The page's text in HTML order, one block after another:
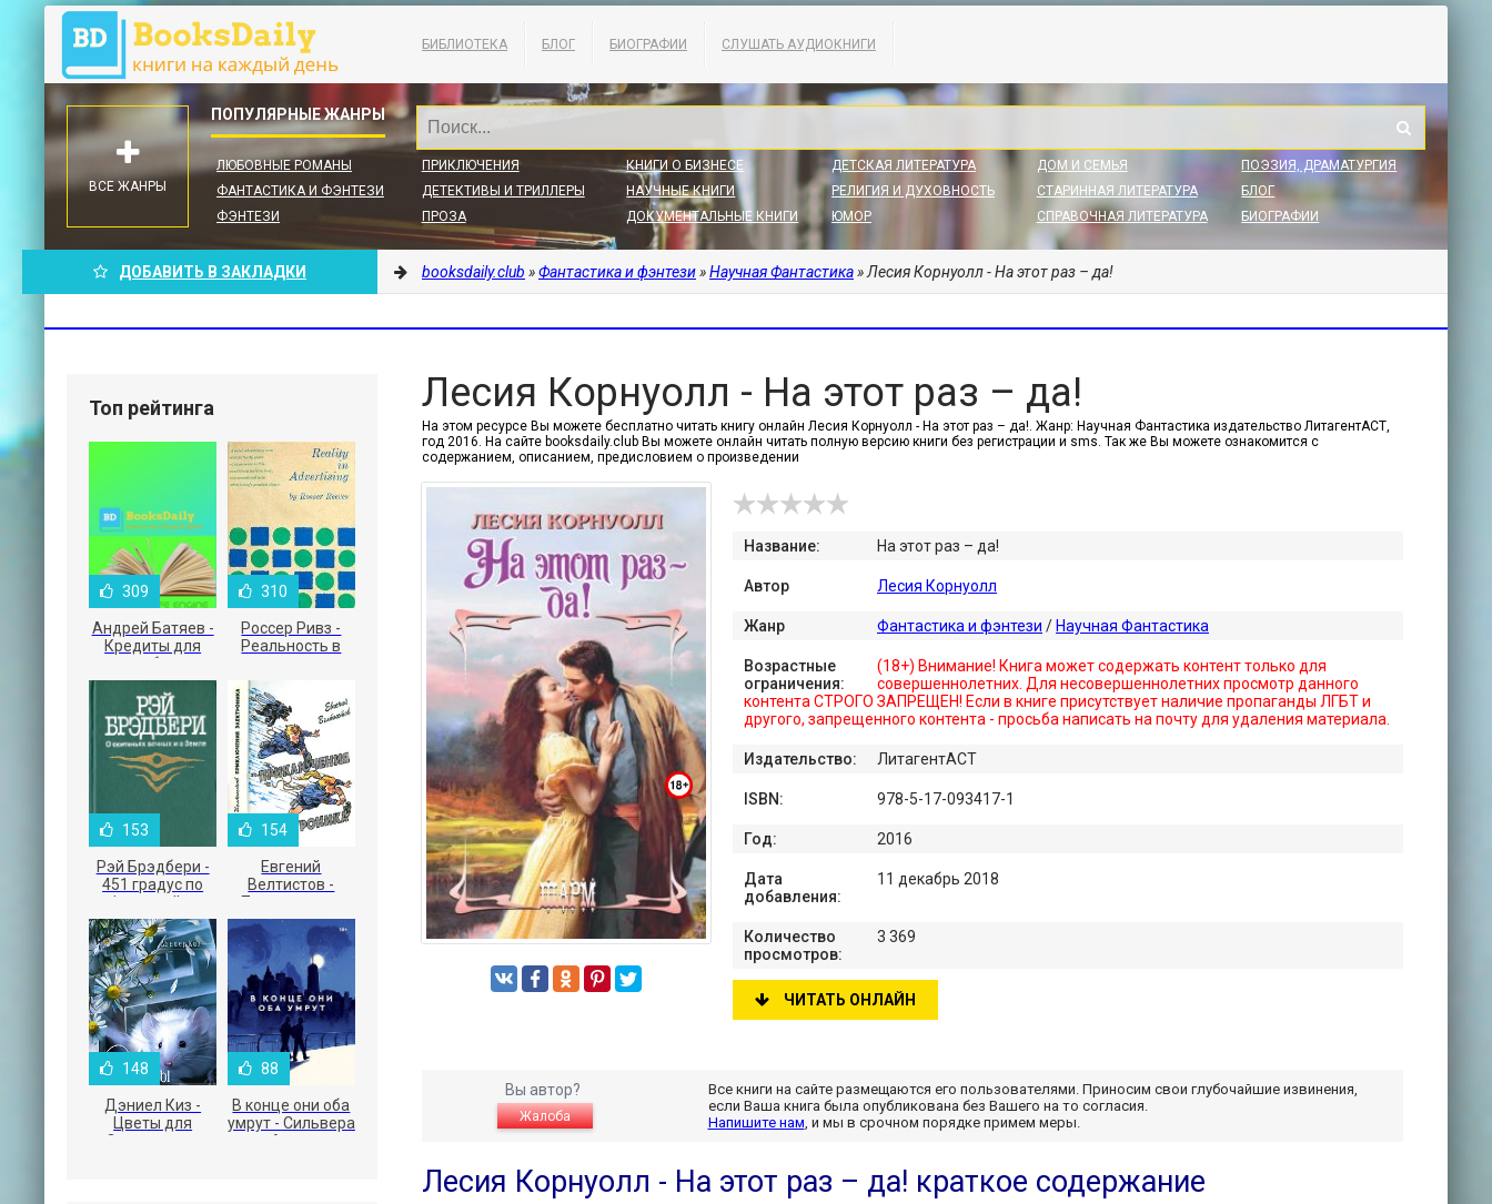
БИБЛИОТЕКА БЛОГ БИОГРАФИИ СЛУШАТЬ АУДИОКНИГИ
ЛЮБОВНЫЕ РОМАНЫ
ФАНТАСТИКА И ФЭНТЕЗИ
ФЭНТЕЗИ
ПРИКЛЮЧЕНИЯ
ДЕТЕКТИВЫ И ТРИЛЛЕРЫ
ПРОЗА
КНИГИ О БИЗНЕСЕ
НАУЧНЫЕ КНИГИ
ДОКУМЕНТАЛЬНЫЕ КНИГИ
ДЕТСКАЯ ЛИТЕРАТУРА
РЕЛИГИЯ И ДУХОВНОСТЬ
ЮМОР
ДОМ И СЕМЬЯ
СТАРИННАЯ ЛИТЕРАТУРА
СПРАВОЧНАЯ ЛИТЕРАТУРА
ПОЭЗИЯ, ДРАМАТУРГИЯ
БЛОГ
БИОГРАФИИ
ВСЕ ЖАНРЫ
ДОБАВИТЬ В ЗАКЛАДКИ booksdaily.club »Фантастика и фэнтези»Научная Фантастика» Лесия Корнуолл - На этот раз – да!
Лесия Корнуолл - На этот раз – да!
На этом ресурсе Вы можете бесплатно читать книгу онлайн Лесия Корнуолл - На этот раз – да!. Жанр: Научная Фантастика издательство ЛитагентАСТ,
год 2016. На сайте booksdaily.club Вы можете онлайн читать полную версию книги без регистрации и sms. Так же Вы можете ознакомится с
содержанием, описанием, предисловием о произведении
Название: На этот раз – да!
Автор Лесия Корнуолл
Жанр Фантастика и фэнтези / Научная Фантастика
Возрастные
ограничения:
(18+) Внимание! Книга может содержать контент только для
совершеннолетних. Для несовершеннолетних просмотр данного
контента СТРОГО ЗАПРЕЩЕН! Если в книге присутствует наличие пропаганды ЛГБТ и
другого, запрещенного контента - просьба написать на почту для удаления материала.
Издательство: ЛитагентАСТ
ISBN: 978-5-17-093417-1
Год: 2016
Дата
добавления:
11 декабрь 2018
Количество
просмотров:
3 369
ЧИТАТЬ ОНЛАЙН
Вы автор?
Жалоба
Все книги на сайте размещаются его пользователями. Приносим свои глубочайшие извинения,
если Ваша книга была опубликована без Вашего на то согласия.
Напишите нам, и мы в срочном порядке примем меры.
Лесия Корнуолл - На этот раз – да! краткое содержание
Топ рейтинга
309
Андрей Батяев -
Кредиты для
малого бизнеса
310
Россер Ривз -
Реальность в
153
Рэй Брэдбери -
451 градус по
Фаренгейту
154
Евгений
Велтистов -
Приключения
Электроника
148
Дэниел Киз -
Цветы для
Элджернона
88
В конце они оба
умрут - Сильвера
Адам